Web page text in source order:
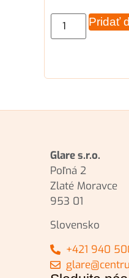
Pridať
Glare s.r.o.
Poľná 2
Zlaté Moravce
953 01
Slovensko
+421 940